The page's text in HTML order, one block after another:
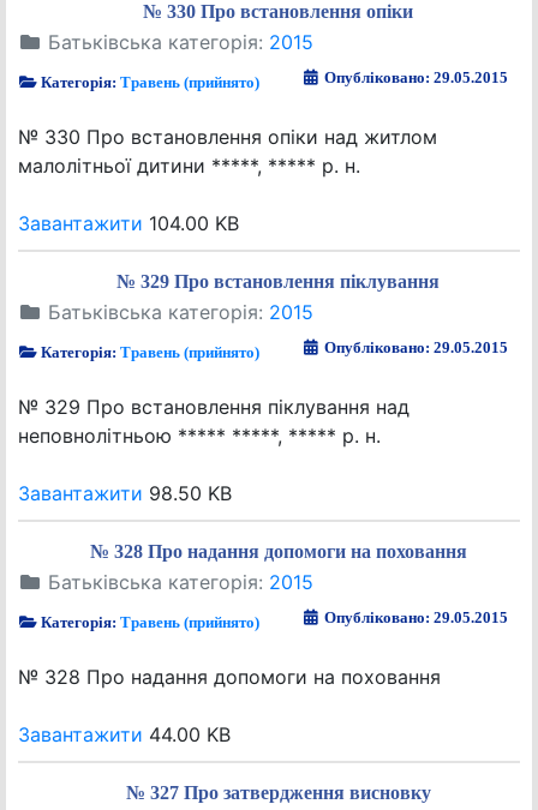
№ 330 Про встановлення опіки
Батьківська категорія: 2015
Категорія:Травень (прийнято) Опубліковано: 29.05.2015
№ 330 Про встановлення опіки над житлом
малолітньої дитини *****, ***** р. н.
Завантажити 104.00 KB
№ 329 Про встановлення піклування
Батьківська категорія: 2015
Категорія:Травень (прийнято) Опубліковано: 29.05.2015
№ 329 Про встановлення піклування над
неповнолітньою ***** *****, ***** р. н.
Завантажити 98.50 KB
№ 328 Про надання допомоги на поховання
Батьківська категорія: 2015
Категорія:Травень (прийнято) Опубліковано: 29.05.2015
№ 328 Про надання допомоги на поховання
Завантажити 44.00 KB
№ 327 Про затвердження висновку